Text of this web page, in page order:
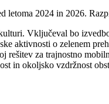
letoma 2024 in 2026.
Vključeval bo
aktivnosti o zelenem
za trajnostno
in okoljsko vzdržnost